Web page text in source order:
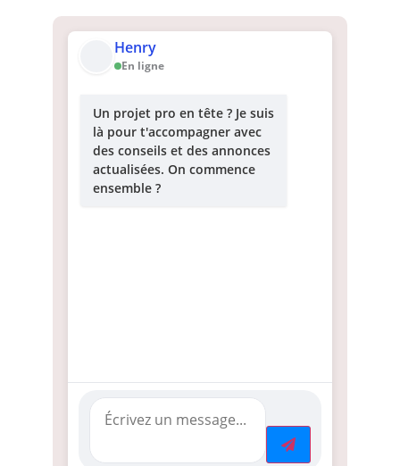
Henry
En ligne
Un projet pro en tête ? Je suis
là pour t'accompagner avec
des conseils et des annonces
actualisées. On commence
ensemble ?